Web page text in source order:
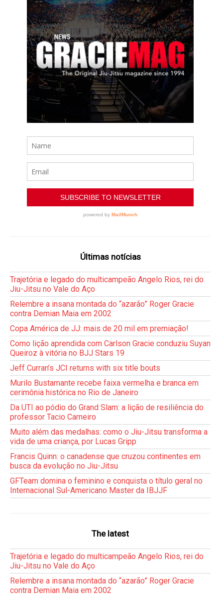
Últimas notícias
Trajetória e legado do multicampeão Angelo Rios, rei do
Jiu-Jitsu no Vale do Aço
Relembre a insana montada do “azarão” Roger Gracie
contra Demian Maia em 2002
Copa América de JJ: mais de 20 mil em premiação!
Como lição aprendida com Carlson Gracie conduziu Suyan
Queiroz à vitória no BJJ Stars 19
Jeff Curran’s JCI returns with six title bouts
Murilo Bustamante recebe faixa vermelha e branca em
cerimônia histórica no Rio de Janeiro
Da UTI ao pódio do Grand Slam: a lição de resiliência do
professor Tacio Carneiro
Muito além das medalhas: como o Jiu-Jitsu transforma a
vida de uma criança, por Lucas Gripp
Francis Quinn: o canadense que cruzou continentes em
busca da evolução no Jiu-Jitsu
GFTeam domina o feminino e conquista o título geral no
Internacional Sul-Americano Master da IBJJF
The latest
Trajetória e legado do multicampeão Angelo Rios, rei do
Jiu-Jitsu no Vale do Aço
Relembre a insana montada do “azarão” Roger Gracie
contra Demian Maia em 2002